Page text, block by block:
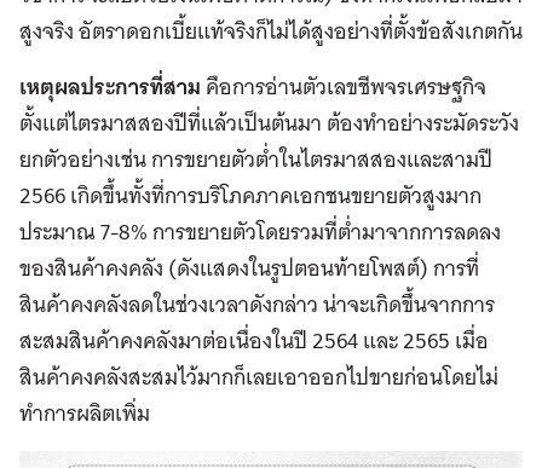
สูงจริง อัตราดอกเบี้ยแท้จริงก็ไม่ได้สูงอย่างที่ตั้งข้อสังเกตกัน
เหตุผลประการที่สามคือการอ่านตัวเลขชีพจรเศรษฐกิจ
ตั้งแต่ไตรมาสสองปีที่แล้วเป็นต้นมา ต้องทำอย่างระมัดระวัง
ยกตัวอย่างเช่น การขยายตัวต่ำในไตรมาสสองและสามปี
2566 เกิดขึ้นทั้งที่การบริโภคภาคเอกชนขยายตัวสูงมาก
ประมาณ 7-8% การขยายตัวโดยรวมที่ต่ำมาจากการลดลง
ของสินค้าคงคลัง (ดังแสดงในรูปตอนท้ายโพสต์) การที่
สินค้าคงคลังลดในช่วงเวลาดังกล่าว น่าจะเกิดขึ้นจากการ
สะสมสินค้าคงคลังมาต่อเนื่องในปี 2564 และ 2565 เมื่อ
สินค้าคงคลังสะสมไว้มากก็เลยเอาออกไปขายก่อนโดยไม่
ทำการผลิตเพิ่ม